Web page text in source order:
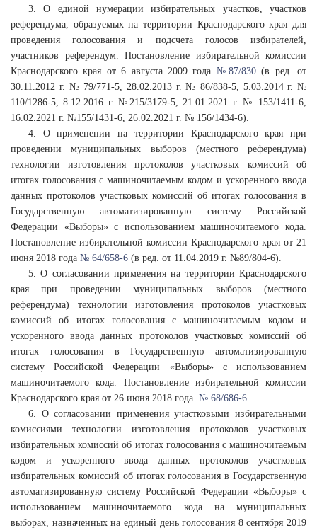
3. О единой нумерации избирательных участков, участков
референдума, образуемых на территории Краснодарского края для
проведения голосования и подсчета голосов избирателей,
участников референдум. Постановление избирательной комиссии
Краснодарского края от 6 августа 2009 года № 87/830(в ред. от
30.11.2012 г. № 79/771-5, 28.02.2013 г. № 86/838-5, 5.03.2014 г. №
110/1286-5, 8.12.2016 г. №215/3179-5, 21.01.2021 г. № 153/1411-6,
16.02.2021 г. №155/1431-6, 26.02.2021 г. № 156/1434-6).
4. О применении на территории Краснодарского края при
проведении муниципальных выборов (местного референдума)
технологии изготовления протоколов участковых комиссий об
итогах голосования с машиночитаемым кодом и ускоренного ввода
данных протоколов участковых комиссий об итогах голосования в
Государственную автоматизированную систему Российской
Федерации «Выборы» с использованием машиночитаемого кода.
Постановление избирательной комиссии Краснодарского края от 21
июня 2018 года № 64/658-6 (в ред. от 11.04.2019 г. №89/804-6).
5. О согласовании применения на территории Краснодарского
края при проведении муниципальных выборов (местного
референдума) технологии изготовления протоколов участковых
комиссий об итогах голосования с машиночитаемым кодом и
ускоренного ввода данных протоколов участковых комиссий об
итогах голосования в Государственную автоматизированную
систему Российской Федерации «Выборы» с использованием
машиночитаемого кода. Постановление избирательной комиссии
Краснодарского края от 26 июня 2018 года № 68/686-6.
6. О согласовании применения участковыми избирательными
комиссиями технологии изготовления протоколов участковых
избирательных комиссий об итогах голосования с машиночитаемым
кодом и ускоренного ввода данных протоколов участковых
избирательных комиссий об итогах голосования в Государственную
автоматизированную систему Российской Федерации «Выборы» с
использованием машиночитаемого кода на муниципальных
выборах, назначенных на единый день голосования 8 сентября 2019